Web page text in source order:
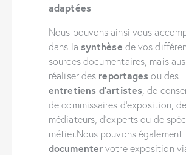
adaptées
Nous pouvons ainsi vous
dans la synthèse de vos
sources documentaires, mais
réaliser des reportages ou des
entretiens d’artistes , de
de commissaires d’exposition, de
médiateurs, d’experts ou de
métier.Nous pouvons également
documenter votre exposition